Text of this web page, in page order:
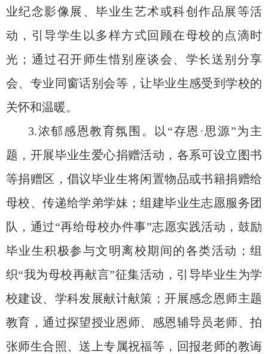
业纪念影像展、毕业生艺术或科创作品展等活
动，引导学生以多样方式回顾在母校的点滴时
光；通过召开师生惜别座谈会、学长送别分享
会、专业同窗话别会等，让毕业生感受到学校的
关怀和温暖。
3.浓郁感恩教育氛围。以“存恩·思源”为主
题，开展毕业生爱心捐赠活动，各系可设立图书
等捐赠区，倡议毕业生将闲置物品或书籍捐赠给
母校、传递给学弟学妹；组建毕业生志愿服务团
队，通过“再给母校办件事”志愿实践活动，鼓励
毕业生积极参与文明离校期间的各类活动；组
织“我为母校再献言”征集活动，引导毕业生为学
校建设、学科发展献计献策；开展感念恩师主题
教育，通过探望授业恩师、感恩辅导员老师、拍
张师生合照、送上专属祝福等，回报老师的教诲